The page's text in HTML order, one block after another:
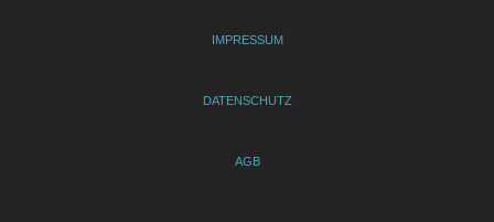
IMPRESSUM
DATENSCHUTZ
AGB